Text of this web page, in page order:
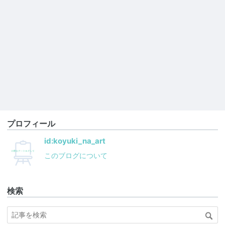
プロフィール
id:koyuki_na_art
このブログについて
検索